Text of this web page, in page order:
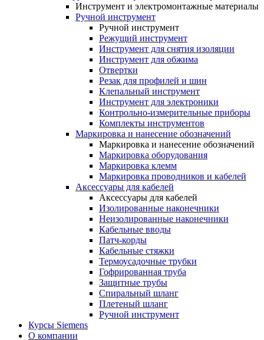
Инструмент и электромонтажные материалы
Ручной инструмент
Ручной инструмент
Режущий инструмент
Инструмент для снятия изоляции
Инструмент для обжима
Отвертки
Резак для профилей и шин
Клепальный инструмент
Инструмент для электроники
Контрольно-измерительные приборы
Комплекты инструментов
Маркировка и нанесение обозначений
Маркировка и нанесение обозначений
Маркировка оборудования
Маркировка клемм
Маркировка проводников и кабелей
Аксессуары для кабелей
Аксессуары для кабелей
Изолированные наконечники
Неизолированные наконечники
Кабельные вводы
Патч-корды
Кабельные стяжки
Термоусадочные трубки
Гофрированная труба
Защитные трубы
Спиральный шланг
Плетеный шланг
Ручной инструмент
Курсы Siemens
О компании